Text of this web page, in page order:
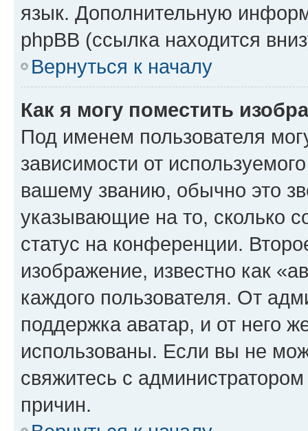
язык. Дополнительную
phpBB (ссылка находится
Вернуться к началу
Как я могу поместить
Под именем пользователя
зависимости от
вашему званию, обычно это
указывающие на то, сколько
статус на конференции.
изображение, известно как
каждого пользователя. От
поддержка аватар, и от него
использованы. Если вы не
свяжитесь с
причин.